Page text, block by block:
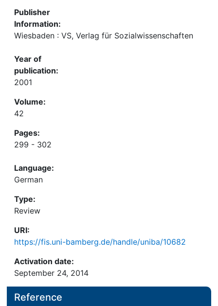
Publisher
Information:
Wiesbaden : VS, Verlag für Sozialwissenschaften
Year of
publication:
2001
Volume:
42
Pages:
299 - 302
Language:
German
Type:
Review
URI:
https://fis.uni-bamberg.de/handle/uniba/10682
Activation date:
September 24, 2014
Reference